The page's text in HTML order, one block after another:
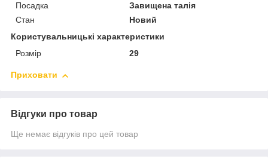
Посадка
Завищена талія
Стан
Новий
Користувальницькі характеристики
Розмір
29
Приховати
Відгуки про товар
Ще немає відгуків про цей товар